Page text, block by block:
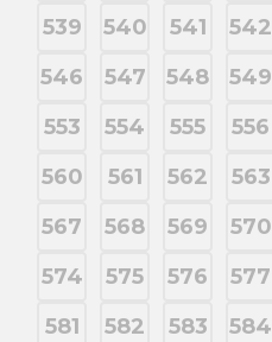
539
540 541 542
546
547 548 549
553
554 555 556
560
561 562 563
567
568 569 570
574
575 576 577
581
582 583 584